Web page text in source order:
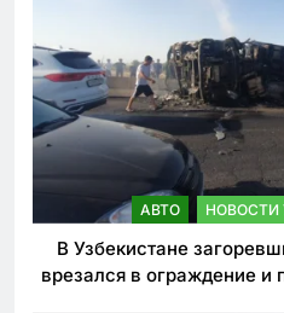
АВТО НОВОСТИ
В Узбекистане
врезался в ограждение и